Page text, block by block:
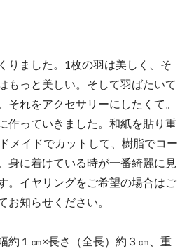
りました。1枚の羽は美しく、そ
もっと美しい。そして羽ばたいて
それをアクセサリーにしたくて。
作っていきました。和紙を貼り重
メイドでカットして、樹脂でコー
身に着けている時が一番綺麗に見
。イヤリングをご希望の場合はご
お知らせください。
１㎝×長さ（全長）約３㎝、重